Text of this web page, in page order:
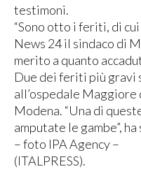
testimoni.
“Sono otto i feriti, di
News 24 il sindaco di
merito a quanto
Due dei feriti più
all’ospedale Maggiore
Modena. “Una di
amputate le gambe”,
– foto IPA Agency –
(ITALPRESS).